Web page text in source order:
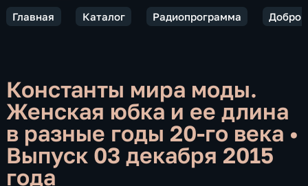
Главная Каталог Радиопрограмма Добро
Константы мира моды.
Женская юбка и ее длина
в разные годы 20-го века •
Выпуск 03 декабря 2015
года